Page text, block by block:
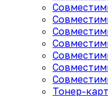
Тонер-